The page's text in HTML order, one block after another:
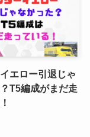
エロー引退じゃ
T5編成がまだ走